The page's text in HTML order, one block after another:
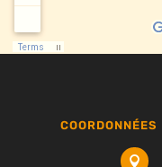
COORDONNÉES
